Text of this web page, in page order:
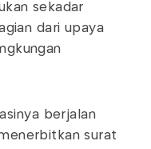
sekadar
dari upaya
berjalan
surat